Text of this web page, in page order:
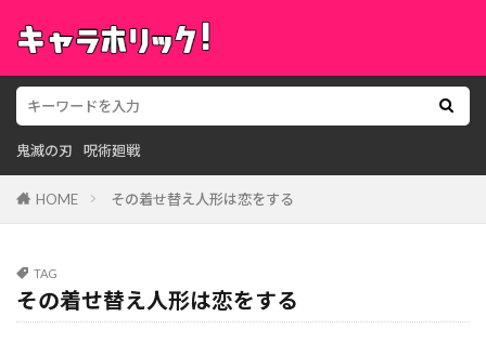
鬼滅の刃 呪術廻戦
HOME その着せ替え人形は恋をする
TAG
その着せ替え人形は恋をする